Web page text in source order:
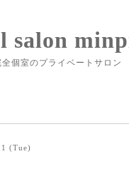
salon
全個室のプライベートサロン
(Tue)